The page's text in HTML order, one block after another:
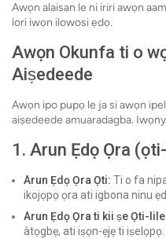
Awọn alaisan le ni iriri awọn
lori iwọn ilowosi ẹdọ.
Awọn Okunfa ti o
Aiṣedeede
Awọn ipo pupọ le ja si awọn
aiṣedeede amuaradagba.
1. Arun Ẹdọ Ọra
Arun Ẹdọ Ọra Ọti: Ti o fa
ikojọpọ ọra ati igbona ninu
Arun Ẹdọ Ọra ti kii ṣe Ọti-lile
àtọgbẹ, ati iṣọn-ẹjẹ ti